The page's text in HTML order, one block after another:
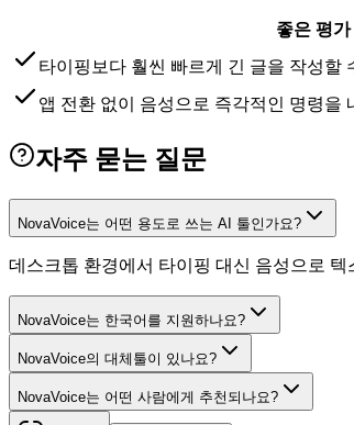
좋은 평가
타이핑보다 훨씬 빠르게 긴 글을 작성할
앱 전환 없이 음성으로 즉각적인 명령을
자주 묻는 질문
NovaVoice는 어떤 용도로 쓰는 AI 툴인가요?
데스크톱 환경에서 타이핑 대신 음성으로
NovaVoice는 한국어를 지원하나요?
NovaVoice의 대체툴이 있나요?
NovaVoice는 어떤 사람에게 추천되나요?